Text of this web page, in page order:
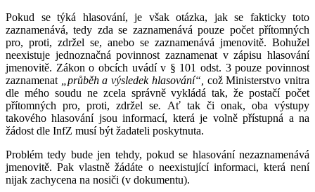
Pokud se týká hlasování, je však otázka, jak se fakticky toto
zaznamenává, tedy zda se zaznamenává pouze počet přítomných
pro, proti, zdržel se, anebo se zaznamenává jmenovitě. Bohužel
neexistuje jednoznačná povinnost zaznamenat v zápisu hlasování
jmenovitě. Zákon o obcích uvádí v § 101 odst. 3 pouze povinnost
zaznamenat
„průběh a výsledek hlasování“, což Ministerstvo vnitra
dle mého soudu ne zcela správně vykládá tak, že postačí počet
přítomných pro, proti, zdržel se. Ať tak či onak, oba výstupy
takového hlasování jsou informací, která je volně přístupná a na
žádost dle InfZ musí být žadateli poskytnuta.
Problém tedy bude jen tehdy, pokud se hlasování nezaznamenává
jmenovitě. Pak vlastně žádáte o neexistující informaci, která není
nijak zachycena na nosiči (v dokumentu).